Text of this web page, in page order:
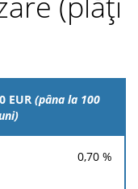
EUR(pâna la 100
0,70 %